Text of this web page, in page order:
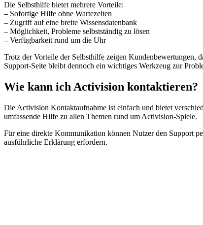
Die Selbsthilfe bietet mehrere Vorteile:
– Sofortige Hilfe ohne Wartezeiten
– Zugriff auf eine breite Wissensdatenbank
– Möglichkeit, Probleme selbstständig zu lösen
– Verfügbarkeit rund um die Uhr
Trotz der Vorteile der Selbsthilfe zeigen Kundenbewertungen,
Support-Seite bleibt dennoch ein wichtiges Werkzeug zur
Wie kann ich Activision kontaktieren?
Die Activision Kontaktaufnahme ist einfach und bietet
umfassende Hilfe zu allen Themen rund um Activision-Spiele.
Für eine direkte Kommunikation können Nutzer den Support
ausführliche Erklärung erfordern.